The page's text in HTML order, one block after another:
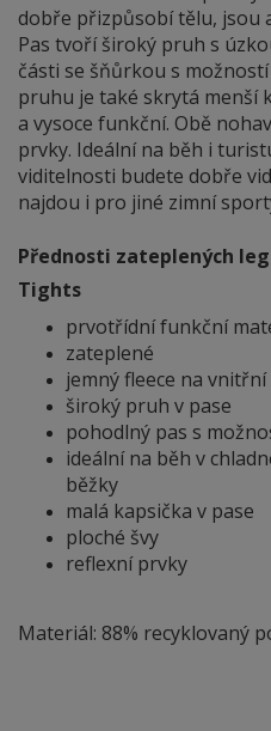
dobře přizpůsobí tělu, jsou
Pas tvoří široký pruh s
části se šňůrkou s
pruhu je také skrytá menší
a vysoce funkční. Obě
prvky. Ideální na běh i
viditelnosti budete dobře
najdou i pro jiné zimní
Přednosti zateplených
Tights
prvotřídní funkční
zateplené
jemný fleece na
široký pruh v pase
pohodlný pas s
ideální na běh v
běžky
malá kapsička v pase
ploché švy
reflexní prvky
Materiál: 88% recyklovaný